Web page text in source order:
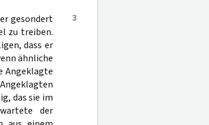
3
gesondert
zu treiben.
dass er
ähnliche
Angeklagte
das sie im
der